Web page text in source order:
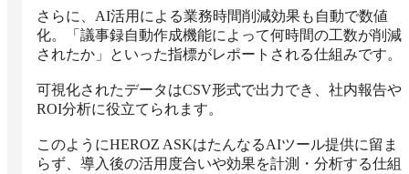
さらに、AI活用による業務時間削減効果も自動で数値
化。「議事録自動作成機能によって何時間の工数が削減
されたか」といった指標がレポートされる仕組みです。
可視化されたデータはCSV形式で出力でき、社内報告や
ROI分析に役立てられます。
このようにHEROZ ASKはたんなるAIツール提供に留ま
らず、導入後の活用度合いや効果を計測・分析する仕組